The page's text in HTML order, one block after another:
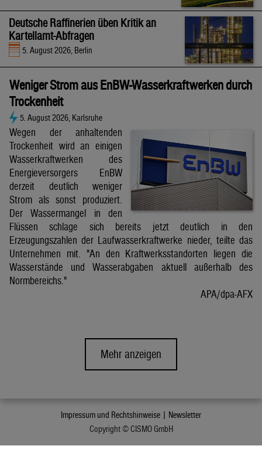
Deutsche Raffinerien üben Kritik an
Kartellamt-Abfragen
5. August 2026, Berlin
Weniger Strom aus EnBW-Wasserkraftwerken durch
Trockenheit
5. August 2026, Karlsruhe
Wegen der anhaltenden
Trockenheit wird an einigen
Wasserkraftwerken des
Energieversorgers EnBW
derzeit deutlich weniger
Strom als sonst produziert.
Der Wassermangel in den
Flüssen schlage sich bereits jetzt deutlich in den
Erzeugungszahlen der Laufwasserkraftwerke nieder, teilte das
Unternehmen mit. "An den Kraftwerksstandorten liegen die
Wasserstände und Wasserabgaben aktuell außerhalb des
Normbereichs."
APA/dpa-AFX
Mehr anzeigen
Impressum und Rechtshinweise | Newsletter
Copyright © CISMO GmbH